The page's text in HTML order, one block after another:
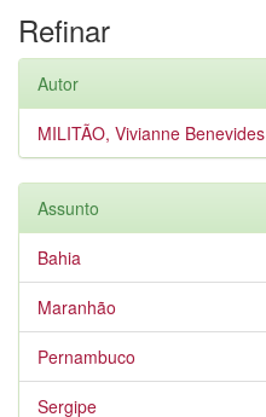
Refinar
Autor
MILITÃO, Vivianne Benevides
Assunto
Bahia
Maranhão
Pernambuco
Sergipe